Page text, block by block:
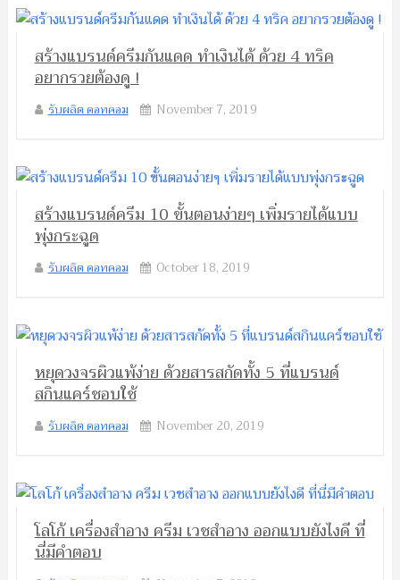
สร้างแบรนด์ครีมกันแดด ทำเงินได้ ด้วย 4 ทริค
อยากรวยต้องดู !
รับผลิต ดอทคอม November 7, 2019
สร้างแบรนด์ครีม 10 ขั้นตอนง่ายๆ เพิ่มรายได้แบบ
พุ่งกระฉูด
รับผลิต ดอทคอม October 18, 2019
หยุดวงจรผิวแพ้ง่าย ด้วยสารสกัดทั้ง 5 ที่แบรนด์
สกินแคร์ชอบใช้
รับผลิต ดอทคอม November 20, 2019
โลโก้ เครื่องสำอาง ครีม เวชสำอาง ออกแบบยังไงดี ที่
นี่มีคำตอบ